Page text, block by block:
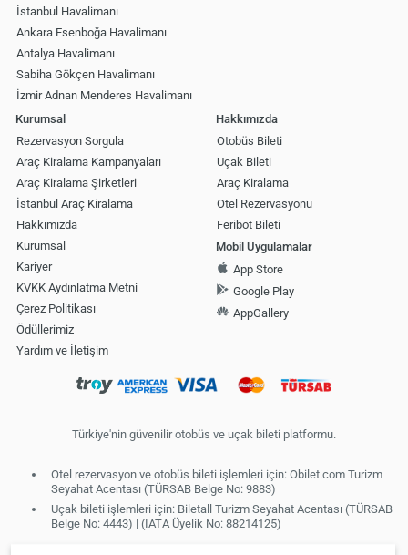
İstanbul Havalimanı
Ankara Esenboğa Havalimanı
Antalya Havalimanı
Sabiha Gökçen Havalimanı
İzmir Adnan Menderes Havalimanı
Kurumsal
Rezervasyon Sorgula
Araç Kiralama Kampanyaları
Araç Kiralama Şirketleri
İstanbul Araç Kiralama
Hakkımızda
Kurumsal
Kariyer
KVKK Aydınlatma Metni
Çerez Politikası
Ödüllerimiz
Yardım ve İletişim
Hakkımızda
Otobüs Bileti
Uçak Bileti
Araç Kiralama
Otel Rezervasyonu
Feribot Bileti
Mobil Uygulamalar
App Store
Google Play
AppGallery
Türkiye'nin güvenilir otobüs ve uçak bileti platformu.
Otel rezervasyon ve otobüs bileti işlemleri için: Obilet.com Turizm
Seyahat Acentası (TÜRSAB Belge No: 9883)
Uçak bileti işlemleri için: Biletall Turizm Seyahat Acentası (TÜRSAB
Belge No: 4443) | (IATA Üyelik No: 88214125)